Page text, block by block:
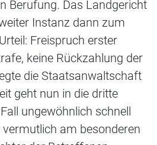
Berufung. Das Landgericht
Instanz dann zum
Freispruch erster
keine Rückzahlung der
die Staatsanwaltschaft
geht nun in die dritte
ungewöhnlich schnell
am besonderen